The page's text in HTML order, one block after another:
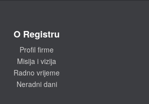
O Registru
Profil firme
Misija i vizija
Radno vrijeme
Neradni dani